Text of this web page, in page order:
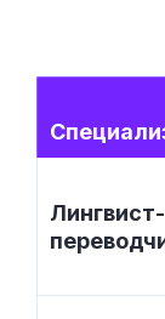
Лингвист-